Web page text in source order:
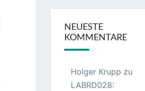
NEUESTE
KOMMENTARE
Holger Krupp zu
LABRD028: